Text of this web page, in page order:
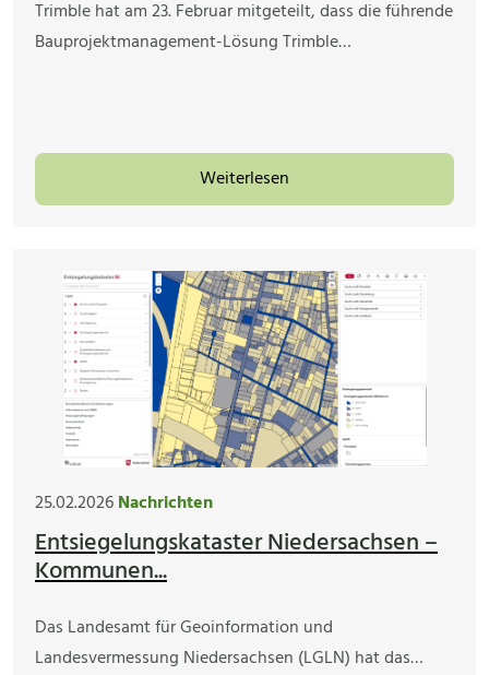
Trimble hat am 23. Februar mitgeteilt, dass die führende
Bauprojektmanagement-Lösung Trimble…
Weiterlesen
25.02.2026Nachrichten
Entsiegelungskataster Niedersachsen –
Kommunen...
Das Landesamt für Geoinformation und
Landesvermessung Niedersachsen (LGLN) hat das…